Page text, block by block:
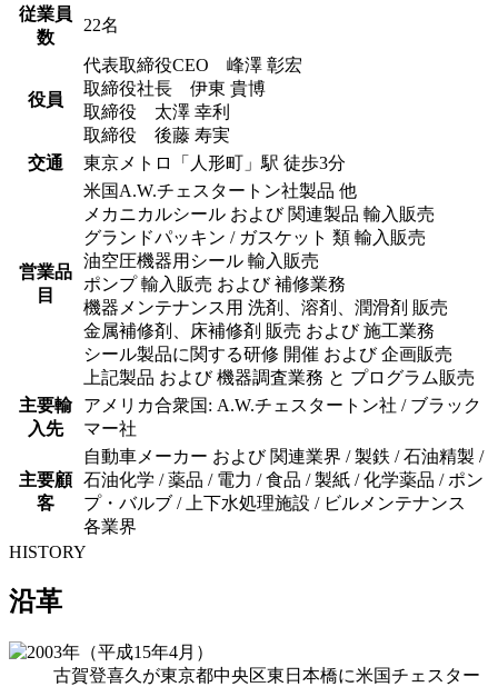
従業員
数
22名
役員
代表取締役CEO 峰澤 彰宏
取締役社長 伊東 貴博
取締役 太澤 幸利
取締役 後藤 寿実
交通
東京メトロ「人形町」駅 徒歩3分
営業品
目
米国A.W.チェスタートン社製品 他
メカニカルシール および 関連製品 輸入販売
グランドパッキン / ガスケット 類 輸入販売
油空圧機器用シール 輸入販売
ポンプ 輸入販売 および 補修業務
機器メンテナンス用 洗剤、溶剤、潤滑剤 販売
金属補修剤、床補修剤 販売 および 施工業務
シール製品に関する研修 開催 および 企画販売
上記製品 および 機器調査業務 と プログラム販売
主要輸
入先
アメリカ合衆国: A.W.チェスタートン社 / ブラック
マー社
主要顧
客
自動車メーカー および 関連業界 / 製鉄 / 石油精製 /
石油化学 / 薬品 / 電力 / 食品 / 製紙 / 化学薬品 / ポン
プ・バルブ / 上下水処理施設 / ビルメンテナンス
各業界
HISTORY
沿革
古賀登喜久が東京都中央区東日本橋に米国チェスター